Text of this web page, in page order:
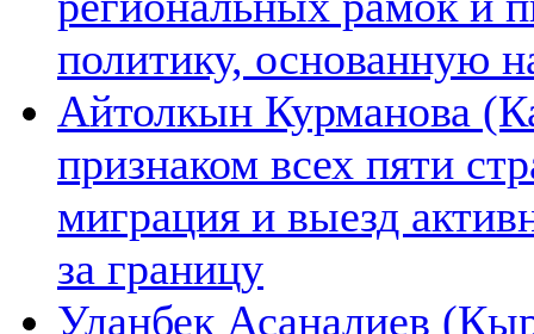
политику, основанную
Айтолкын Курманова
признаком всех пяти
миграция и выезд
за границу
Уланбек Асаналиев